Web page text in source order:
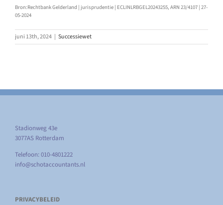
Bron:Rechtbank Gelderland | jurisprudentie | ECLINLRBGEL20243255, ARN 23/4107 | 27-
05-2024
juni 13th, 2024 | Successiewet
Stadionweg 43e
3077AS Rotterdam
Telefoon: 010-4801222
info@schotaccountants.nl
PRIVACYBELEID